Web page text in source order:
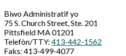
Biwo Administratif yo
75 S. Church Street, Ste. 201
Pittsfield MA 01201
Telefòn/TTY: 413-442-1562
Faks: 413-499-4077